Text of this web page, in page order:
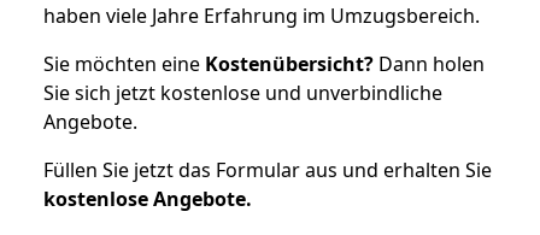
haben viele Jahre Erfahrung im Umzugsbereich.
Sie möchten eine Kostenübersicht? Dann holen
Sie sich jetzt kostenlose und unverbindliche
Angebote.
Füllen Sie jetzt das Formular aus und erhalten Sie
kostenloseAngebote.